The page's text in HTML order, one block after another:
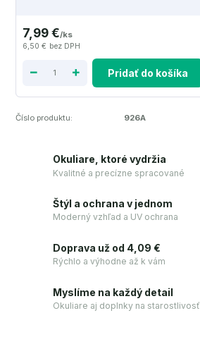
7,99 €/ks
6,50 € bez DPH
Pridať do košíka
Číslo produktu: 926A
Okuliare, ktoré vydržia
Kvalitné a precízne spracované
Štýl a ochrana v jednom
Moderný vzhľad a UV ochrana
Doprava už od 4,09 €
Rýchlo a výhodne až k vám
Myslíme na každý detail
Okuliare aj doplnky na starostlivosť